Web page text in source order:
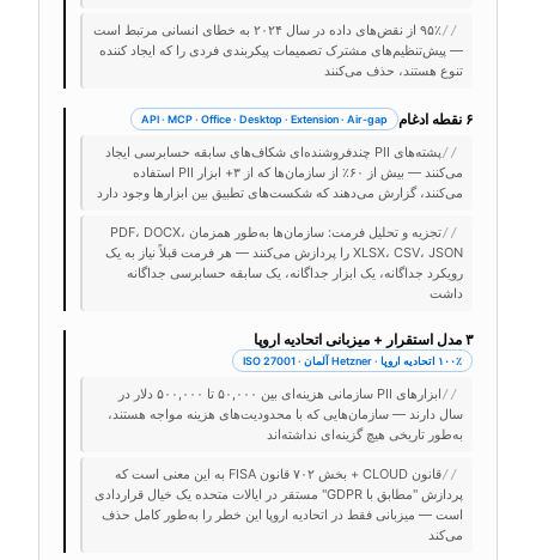
//
۹۵٪ از نقض‌های داده در سال ۲۰۲۴ به خطای انسانی مرتبط است
— پیش‌تنظیم‌های مشترک تصمیمات پیکربندی فردی را که ایجاد کننده
تنوع هستند، حذف می‌کنند
۶ نقطه ادغام API · MCP · Office · Desktop · Extension · Air-gap
//
پشته‌های PII چندفروشنده‌ای شکاف‌های سابقه حسابرسی ایجاد
می‌کنند — بیش از ۶۰٪ از سازمان‌ها که از ۳+ ابزار PII استفاده
می‌کنند، گزارش می‌دهند که شکست‌های تطبیق بین ابزارها وجود دارد
//
تجزیه و تحلیل فرمت: سازمان‌ها به‌طور همزمان PDF، DOCX،
XLSX، CSV، JSON را پردازش می‌کنند — هر فرمت قبلاً نیاز به یک
رویکرد جداگانه، یک ابزار جداگانه، یک سابقه حسابرسی جداگانه
داشت
۳ مدل استقرار + میزبانی اتحادیه اروپا
۱۰۰٪ اتحادیه اروپا · Hetzner آلمان · ISO 27001
//
ابزارهای PII سازمانی هزینه‌ای بین ۵۰,۰۰۰ تا ۵۰۰,۰۰۰ دلار در
سال دارند — سازمان‌هایی که با محدودیت‌های هزینه مواجه هستند،
به‌طور تاریخی هیچ گزینه‌ای نداشته‌اند
//
قانون CLOUD + بخش ۷۰۲ قانون FISA به این معنی است که
پردازش "مطابق با GDPR" مستقر در ایالات متحده یک خیال قراردادی
است — میزبانی فقط در اتحادیه اروپا این خطر را به‌طور کامل حذف
می‌کند